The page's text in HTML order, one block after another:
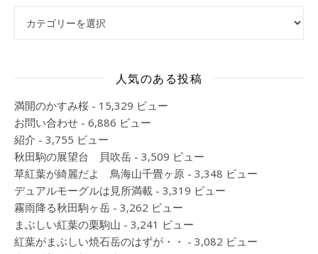
人気のある投稿
満開のかすみ桜 - 15,329 ビュー
お問い合わせ - 6,886 ビュー
紹介 - 3,755 ビュー
秋田駒の展望台 貝吹岳 - 3,509 ビュー
草紅葉が綺麗だよ 鳥海山千畳ヶ原 - 3,348 ビュー
デュアルモーグルは見所満載 - 3,319 ビュー
霧雨降る秋田駒ヶ岳 - 3,262 ビュー
まぶしい紅葉の栗駒山 - 3,241 ビュー
紅葉がまぶしい焼石岳のはずが・・ - 3,082 ビュー